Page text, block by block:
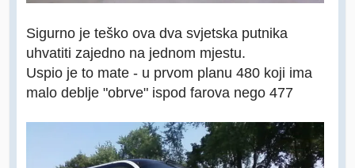
Sigurno je teško ova dva svjetska putnika
uhvatiti zajedno na jednom mjestu.
Uspio je to mate - u prvom planu 480 koji ima
malo deblje "obrve" ispod farova nego 477